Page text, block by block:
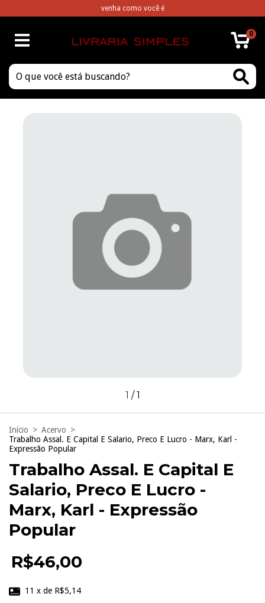
venha como você é
0
1 /1
Início > Acervo >
Trabalho Assal. E Capital E Salario, Preco E Lucro - Marx, Karl -
Expressão Popular
Trabalho Assal. E Capital E
Salario, Preco E Lucro -
Marx, Karl - Expressão
Popular
R$46,00
11 x de R$5,14